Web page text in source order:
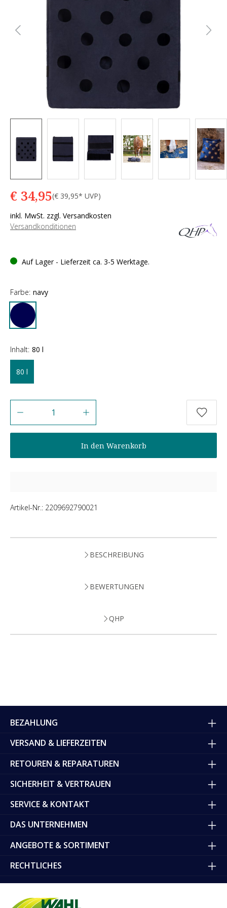
€ 34,95(€ 39,95* UVP)
inkl. MwSt. zzgl. Versandkosten
Versandkonditionen
Auf Lager - Lieferzeit ca. 3-5 Werktage.
Farbe: navy
Inhalt: 80 l
80 l
In den Warenkorb
Artikel-Nr.: 2209692790021
BESCHREIBUNG
BEWERTUNGEN
QHP
BEZAHLUNG
VERSAND & LIEFERZEITEN
RETOUREN & REPARATUREN
SICHERHEIT & VERTRAUEN
SERVICE & KONTAKT
DAS UNTERNEHMEN
ANGEBOTE & SORTIMENT
RECHTLICHES